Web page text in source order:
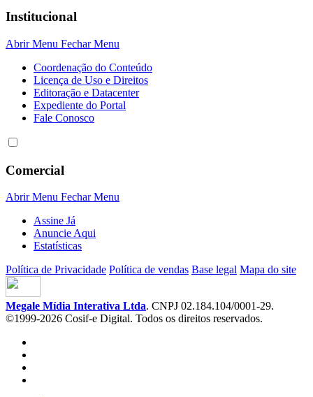
Institucional
Abrir Menu Fechar Menu
Coordenação do Conteúdo
Licença de Uso e Direitos
Editoração e Datacenter
Expediente do Portal
Fale Conosco
Comercial
Abrir Menu Fechar Menu
Assine Já
Anuncie Aqui
Estatísticas
Política de Privacidade Política de vendas Base legal Mapa do site
Megale Mídia Interativa Ltda. CNPJ 02.184.104/0001-29.
©1999-2026 Cosif-e Digital. Todos os direitos reservados.